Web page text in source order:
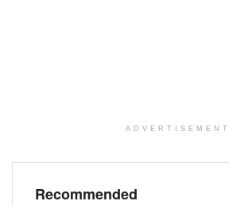
ADVERTISEMENT
Recommended